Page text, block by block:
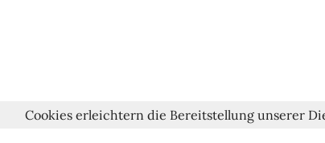
Cookies erleichtern die Bereitstellung unserer